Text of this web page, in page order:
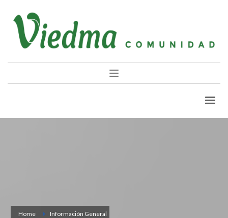
Home Información General